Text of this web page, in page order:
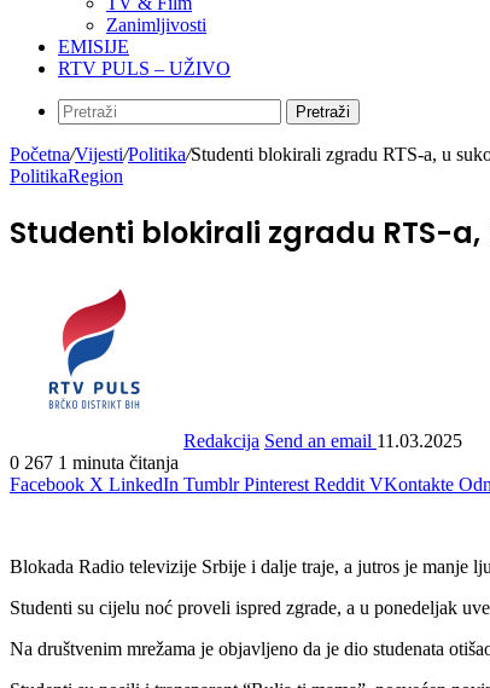
Zanimljivosti
EMISIJE
RTV PULS – UŽIVO
Pretraži
Početna/Vijesti/Politika/Studenti blokirali zgradu RTS-a, u
PolitikaRegion
Studenti blokirali zgradu RTS-
Redakcija Send an email 11.03.2025
0 267 1 minuta čitanja
Facebook X LinkedIn Tumblr Pinterest Reddit VKontakte
Blokada Radio televizije Srbije i dalje traje, a jutros je manje
Studenti su cijelu noć proveli ispred zgrade, a u ponedeljak
Na društvenim mrežama je objavljeno da je dio studenata